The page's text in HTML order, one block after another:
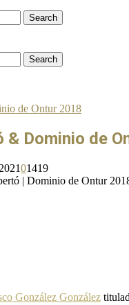
Search
Search
de Ontur 2018
& Dominio de
01419
González González